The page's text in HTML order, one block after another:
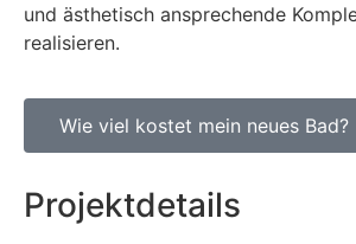
und ästhetisch ansprechende
realisieren.
Wie viel kostet mein neues Bad?
Projektdetails